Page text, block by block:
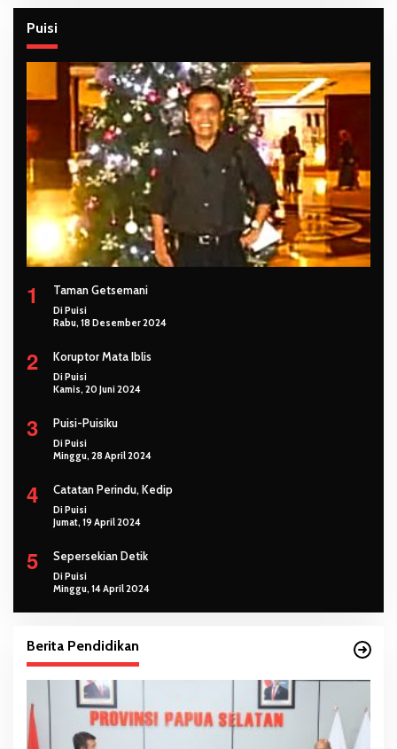
Puisi
1 Taman Getsemani
Di Puisi
Rabu, 18 Desember 2024
2 Koruptor Mata Iblis
Di Puisi
Kamis, 20 Juni 2024
3 Puisi-Puisiku
Di Puisi
Minggu, 28 April 2024
4 Catatan Perindu, Kedip
Di Puisi
Jumat, 19 April 2024
5 Sepersekian Detik
Di Puisi
Minggu, 14 April 2024
Berita Pendidikan